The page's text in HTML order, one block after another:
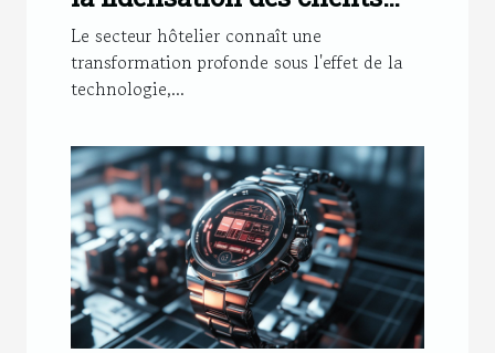
dans les hôtels modernes
Le secteur hôtelier connaît une
transformation profonde sous l'effet de la
technologie,...